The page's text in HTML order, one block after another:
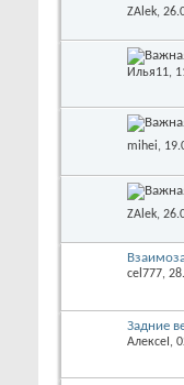
ZAlek‎,
Илья11‎,
mihei‎,
ZAlek‎,
cel777‎,
Задние
АлексеI ‎,